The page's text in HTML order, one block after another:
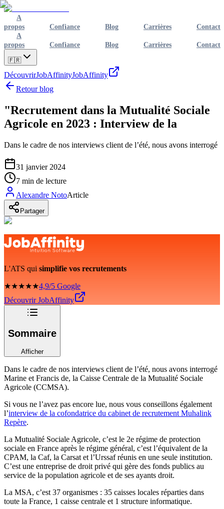
A
propos
Confiance Blog Carrières
Contact
A
propos
Confiance Blog Carrières Contact
🇫🇷
DécouvrirJobAffinityJobAffinity
Retour blog
"Recrutement dans la Mutualité Sociale
Agricole en 2023 : Interview de la
Dans le cadre de nos interviews client de l’été, nous avons interrogé
31 janvier 2024
7 min de lecture
Alexandre NotoArticle
Partager
L'ATS qui simplifie vos recrutements
★★★★★4,9/5 Google
Découvrir JobAffinity
Sommaire
Afficher
Dans le cadre de nos interviews client de l’été, nous avons interrogé
Marine et Francis de, la Caisse Centrale de la Mutualité Sociale
Agricole (CCMSA).
Si vous ne l’avez pas encore lue, nous vous conseillons également
l’interview de la cofondatrice du cabinet de recrutement Muhalink
Repère.
La Mutualité Sociale Agricole, c’est le 2e régime de protection
sociale en France après le régime général, c’est l’équivalent de la
CPAM, la Caf, la Carsat et l’Urssaf réunis en une seule institution.
C’est une entreprise de droit privé qui gère des fonds publics au
service de la population agricole et de ses ayants droit.
La MSA, c’est 37 organismes : 35 caisses locales réparties dans
toute la France, 1 caisse centrale et 1 structure informatique.